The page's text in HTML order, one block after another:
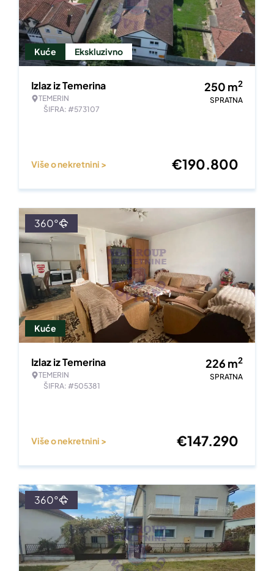
Kuće Ekskluzivno
Izlaz iz Temerina
TEMERIN
ŠIFRA: #573107
250 m2
SPRATNA
Više o nekretnini > €190.800
Kuće
360°
Izlaz iz Temerina
TEMERIN
ŠIFRA: #505381
226 m2
SPRATNA
Više o nekretnini > €147.290
360°